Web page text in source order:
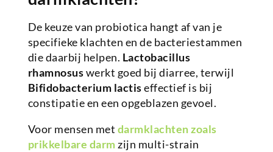
De keuze van probiotica hangt af van je
specifieke klachten en de bacteriestammen
die daarbij helpen. Lactobacillus
rhamnosuswerkt goed bij diarree, terwijl
Bifidobacterium lactiseffectief is bij
constipatie en een opgeblazen gevoel.
Voor mensen met darmklachten zoals
prikkelbare darm zijn multi-strain